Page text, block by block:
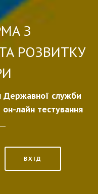
З
РОЗВИТКУ
Державної служби
он-лайн тестування
ВХІД